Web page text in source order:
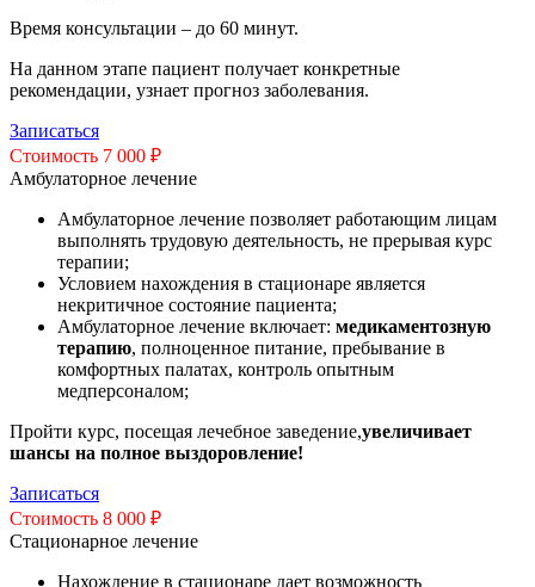
Время консультации – до 60 минут.
На данном этапе пациент получает конкретные
рекомендации, узнает прогноз заболевания.
Записаться
Стоимость 7 000 ₽
Амбулаторное лечение
Амбулаторное лечение позволяет работающим лицам
выполнять трудовую деятельность, не прерывая курс
терапии;
Условием нахождения в стационаре является
некритичное состояние пациента;
Амбулаторное лечение включает: медикаментозную
терапию, полноценное питание, пребывание в
комфортных палатах, контроль опытным
медперсоналом;
Пройти курс, посещая лечебное заведение,увеличивает
шансы на полное выздоровление!
Записаться
Стоимость 8 000 ₽
Стационарное лечение
Нахождение в стационаре дает возможность